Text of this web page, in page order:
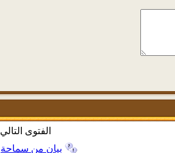
الفتوى التالي
بيان من سماحة